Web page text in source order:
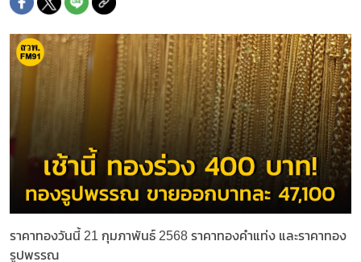
ราคาทองวันนี้ 21 กุมภาพันธ์ 2568 ราคาทองคำแท่ง และราคาทอง
รูปพรรณ